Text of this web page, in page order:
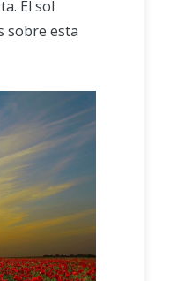
El sol
sobre esta